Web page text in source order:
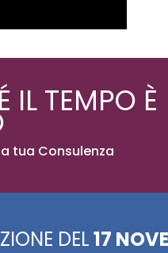
IL TEMPO È
tua Consulenza
DEL17